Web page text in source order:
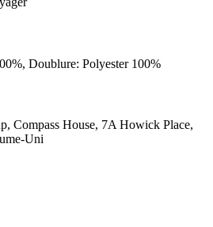
Doublure: Polyester 100%
Compass House, 7A Howick Place,
Uni